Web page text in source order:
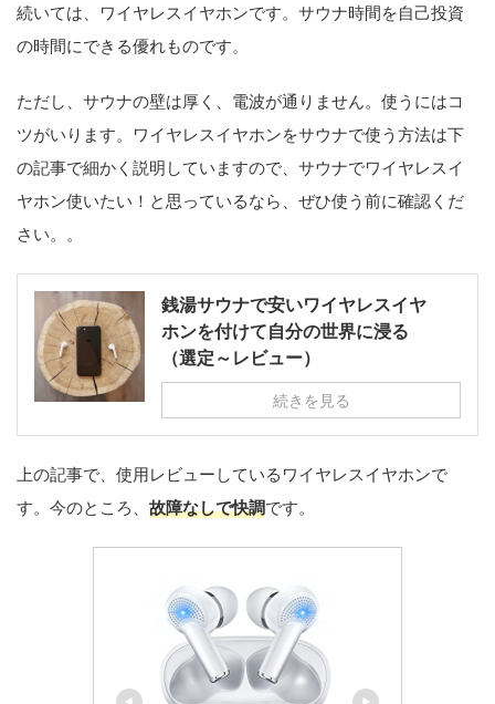
続いては、ワイヤレスイヤホンです。サウナ時間を自己投資
の時間にできる優れものです。
ただし、サウナの壁は厚く、電波が通りません。使うにはコ
ツがいります。ワイヤレスイヤホンをサウナで使う方法は下
の記事で細かく説明していますので、サウナでワイヤレスイ
ヤホン使いたい！と思っているなら、ぜひ使う前に確認くだ
さい。。
銭湯サウナで安いワイヤレスイヤ
ホンを付けて自分の世界に浸る
（選定～レビュー）
続きを見る
上の記事で、使用レビューしているワイヤレスイヤホンで
す。今のところ、 故障なしで快調です。